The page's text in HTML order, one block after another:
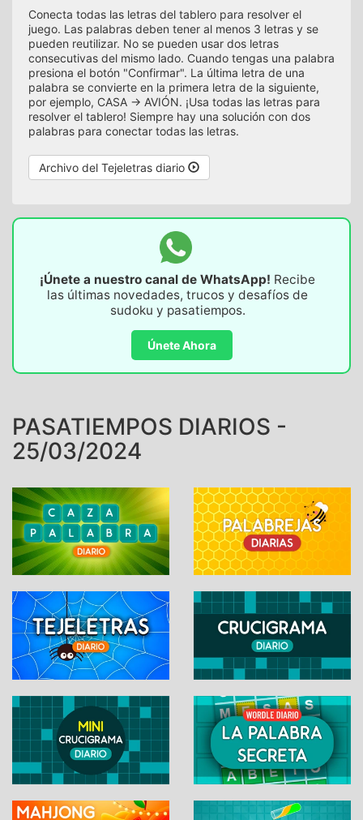
Conecta todas las letras del tablero para resolver el
juego. Las palabras deben tener al menos 3 letras y se
pueden reutilizar. No se pueden usar dos letras
consecutivas del mismo lado. Cuando tengas una palabra
presiona el botón "Confirmar". La última letra de una
palabra se convierte en la primera letra de la siguiente,
por ejemplo, CASA -> AVIÓN. ¡Usa todas las letras para
resolver el tablero! Siempre hay una solución con dos
palabras para conectar todas las letras.
Archivo del Tejeletras diario
¡Únete a nuestro canal de WhatsApp! Recibe
las últimas novedades, trucos y desafíos de
sudoku y pasatiempos.
Únete Ahora
PASATIEMPOS DIARIOS -
25/03/2024